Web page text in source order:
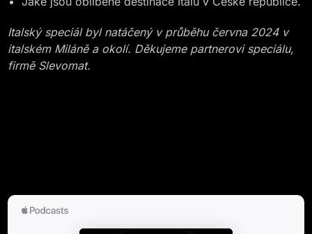
Italský speciál byl natáčený v průběhu června 2024 v
italském Miláně a okolí. Děkujeme partnerovi speciálu,
firmě Slevomat.